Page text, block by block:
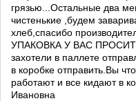
грязью...Остальные два
чистенькие ,будем
хлеб,спасибо
УПАКОВКА У ВАС
захотели в паллете
в коробке отправить.Вы
работают и все кидают в
Ивановна